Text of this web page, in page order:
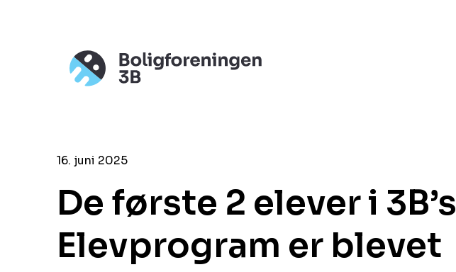
16. juni 2025
De første 2 elever i 3B’s
Elevprogram er blevet